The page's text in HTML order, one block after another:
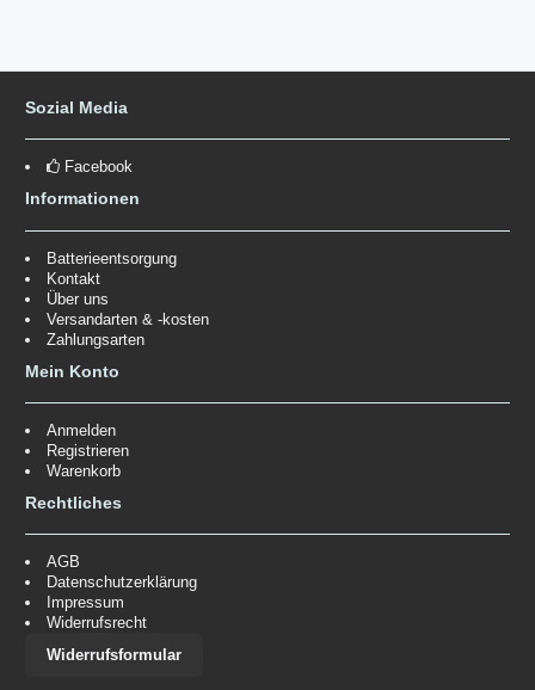
Sozial Media
Facebook
Informationen
Batterieentsorgung
Kontakt
Über uns
Versandarten & -kosten
Zahlungsarten
Mein Konto
Anmelden
Registrieren
Warenkorb
Rechtliches
AGB
Datenschutzerklärung
Impressum
Widerrufsrecht
Widerrufsformular